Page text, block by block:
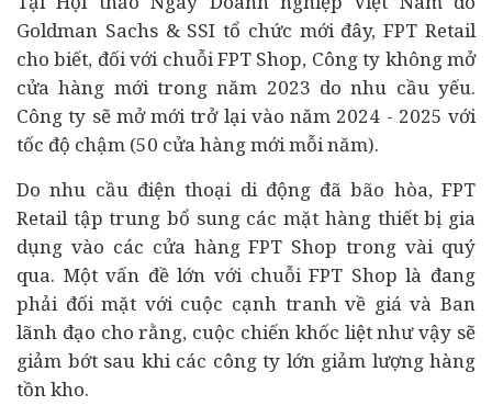
Goldman Sachs & SSI tổ chức mới đây, FPT Retail
cho biết, đối với chuỗi FPT Shop, Công ty không mở
cửa hàng mới trong năm 2023 do nhu cầu yếu.
Công ty sẽ mở mới trở lại vào năm 2024 - 2025 với
tốc độ chậm (50 cửa hàng mới mỗi năm).
Do nhu cầu điện thoại di động đã bão hòa, FPT
Retail tập trung bổ sung các mặt hàng thiết bị gia
dụng vào các cửa hàng FPT Shop trong vài quý
qua. Một vấn đề lớn với chuỗi FPT Shop là đang
phải đối mặt với cuộc cạnh tranh về giá và Ban
lãnh đạo cho rằng, cuộc chiến khốc liệt như vậy sẽ
giảm bớt sau khi các công ty lớn giảm lượng hàng
tồn kho.